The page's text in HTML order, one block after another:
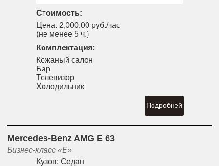
Стоимость:
Цена: 2,000.00 руб./час
(не менее 5 ч.)
Комплектация:
Кожаный салон
Бар
Телевизор
Холодильник
Подробней
Mercedes-Benz AMG E 63
Бизнес-класс «E»
Кузов: Седан